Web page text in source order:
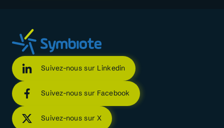
Suivez-nous sur Linkedin
Suivez-nous sur Facebook
Suivez-nous sur X